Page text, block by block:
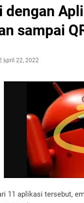
dengan
sampai
April 22, 2022
11 aplikasi tersebut,